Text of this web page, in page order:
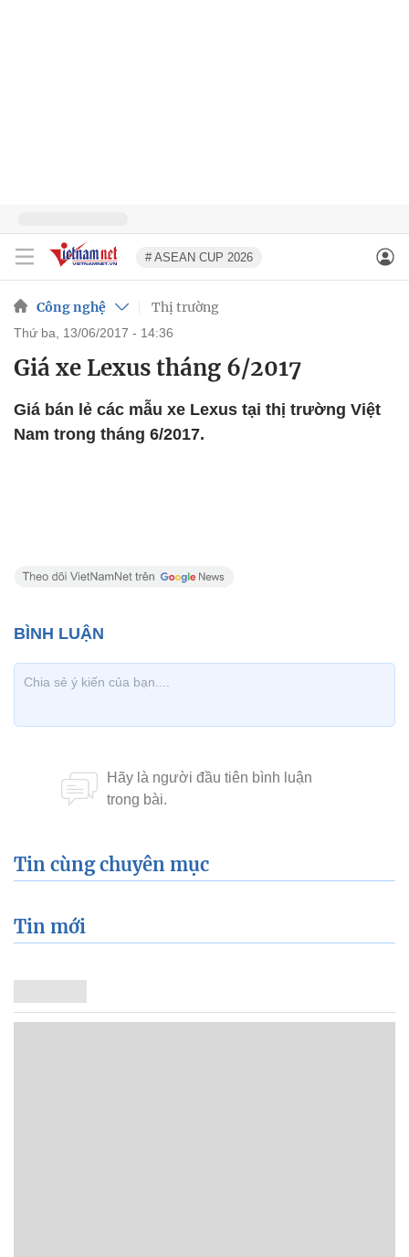
# ASEAN CUP 2026
Công nghệ Thị trường
thứ ba, 13/06/2017 - 14:36
Giá xe Lexus tháng 6/2017
Giá bán lẻ các mẫu xe Lexus tại thị trường Việt
Nam trong tháng 6/2017.
Tin cùng chuyên mục
Tin mới